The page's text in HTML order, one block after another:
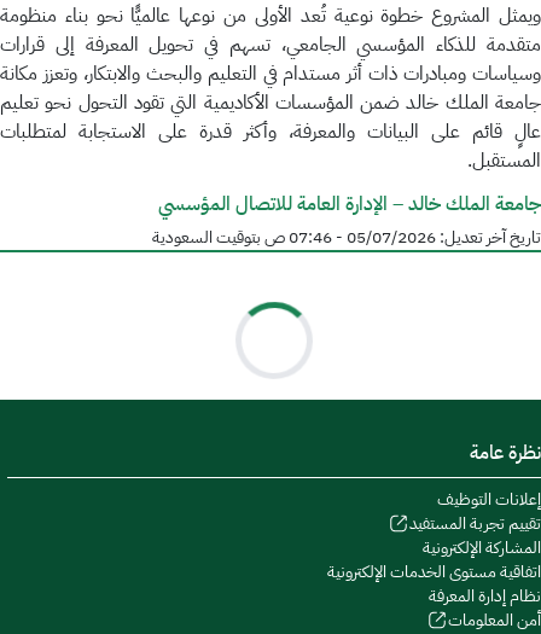
ويمثل المشروع خطوة نوعية تُعد الأولى من نوعها عالميًّا نحو بناء منظومة
متقدمة للذكاء المؤسسي الجامعي، تسهم في تحويل المعرفة إلى قرارات
وسياسات ومبادرات ذات أثر مستدام في التعليم والبحث والابتكار، وتعزز مكانة
جامعة الملك خالد ضمن المؤسسات الأكاديمية التي تقود التحول نحو تعليم
عالٍ قائم على البيانات والمعرفة، وأكثر قدرة على الاستجابة لمتطلبات
المستقبل.
جامعة الملك خالد – الإدارة العامة للاتصال المؤسسي
تاريخ آخر تعديل:05/07/2026 - 07:46 ص بتوقيت السعودية
نظرة عامة
إعلانات التوظيف
تقييم تجربة المستفيد
المشاركة الإلكترونية
اتفاقية مستوى الخدمات الإلكترونية
نظام إدارة المعرفة
أمن المعلومات